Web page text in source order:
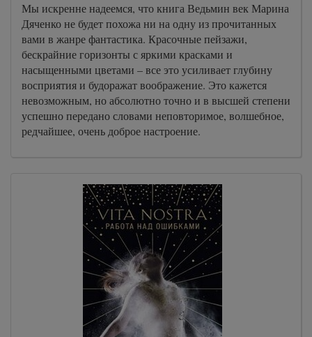
Мы искренне надеемся, что книга Ведьмин век Марина
Дяченко не будет похожа ни на одну из прочитанных
вами в жанре фантастика. Красочные пейзажи,
бескрайние горизонты с яркими красками и
насыщенными цветами – все это усиливает глубину
восприятия и будоражат воображение. Это кажется
невозможным, но абсолютно точно и в высшей степени
успешно передано словами неповторимое, волшебное,
редчайшее, очень доброе настроение.